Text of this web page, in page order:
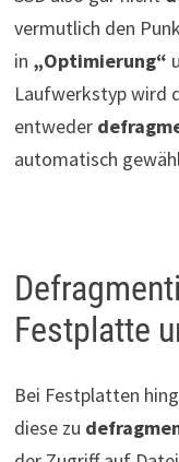
vermutlich den
in „Optimierung“
Laufwerkstyp wird
entweder
automatisch
Festplatte
Bei Festplatten
diese zu